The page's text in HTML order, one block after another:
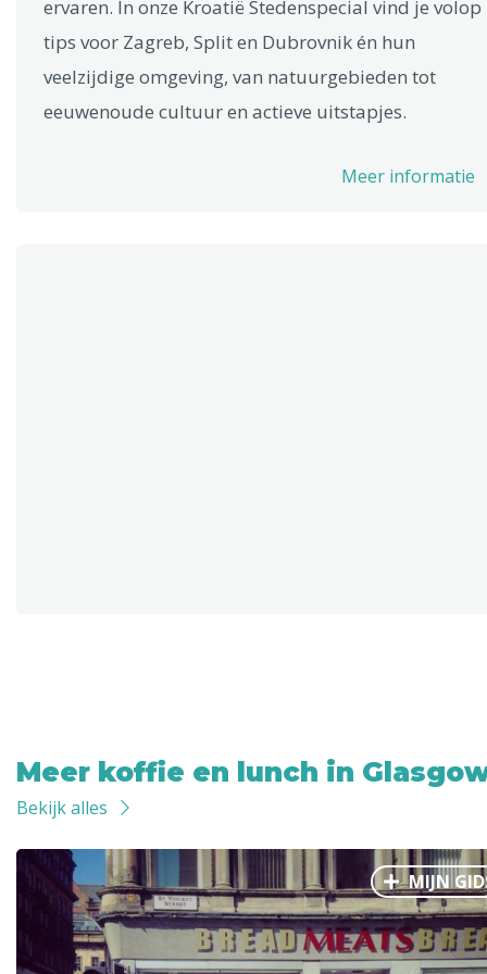
ervaren. In onze Kroatië Stedenspecial vind je volop
tips voor Zagreb, Split en Dubrovnik én hun
veelzijdige omgeving, van natuurgebieden tot
eeuwenoude cultuur en actieve uitstapjes.
Meer informatie
Meer koffie en lunch in
Bekijk alles
MIJN